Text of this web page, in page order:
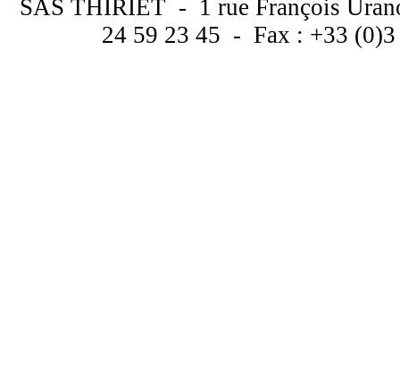
SAS THIRIET - 1 rue François
24 59 23 45 - Fax : +33